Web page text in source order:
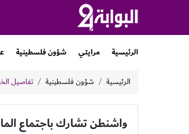
الرئيسية مرايتي شؤون فلسطينية
الرئيسية شؤون فلسطينية تفاصيل
واشنطن تشارك باجتماع